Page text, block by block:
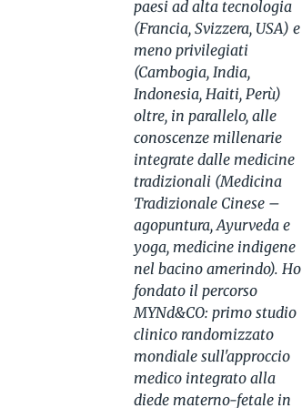
paesi ad alta tecnologia
(Francia, Svizzera, USA) e
meno privilegiati
(Cambogia, India,
Indonesia, Haiti, Perù)
oltre, in parallelo, alle
conoscenze millenarie
integrate dalle medicine
tradizionali (Medicina
Tradizionale Cinese –
agopuntura, Ayurveda e
yoga, medicine indigene
nel bacino amerindo). Ho
fondato il percorso
MYNd&CO: primo studio
clinico randomizzato
mondiale sull'approccio
medico integrato alla
diede materno-fetale in